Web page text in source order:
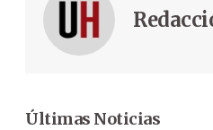
Últimas Noticias